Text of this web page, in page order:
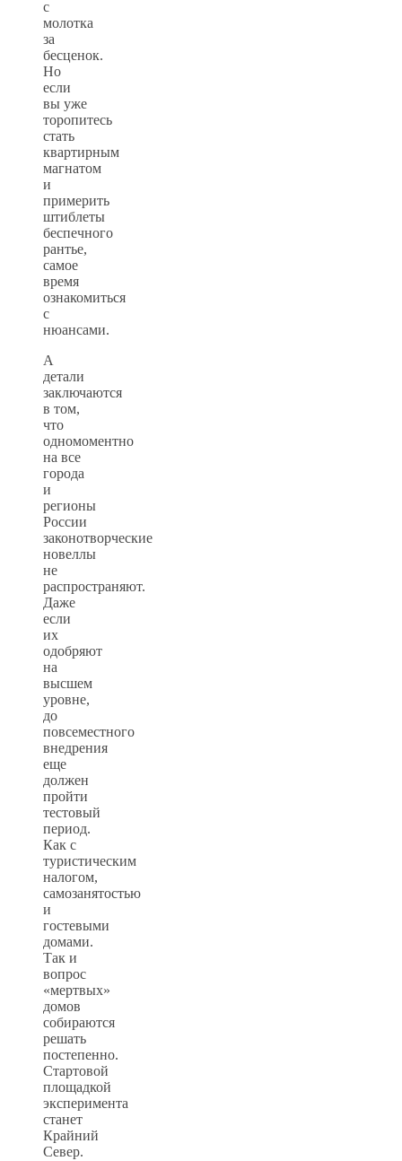
с
молотка
за
бесценок.
Но
если
вы уже
торопитесь
стать
квартирным
магнатом
и
примерить
штиблеты
беспечного
рантье,
самое
время
ознакомиться
с
нюансами.
А
детали
заключаются
в том,
что
одномоментно
на все
города
и
регионы
России
законотворческие
новеллы
не
распространяют.
Даже
если
их
одобряют
на
высшем
уровне,
до
повсеместного
внедрения
еще
должен
пройти
тестовый
период.
Как с
туристическим
налогом,
самозанятостью
и
гостевыми
домами.
Так и
вопрос
«мертвых»
домов
собираются
решать
постепенно.
Стартовой
площадкой
эксперимента
станет
Крайний
Север.